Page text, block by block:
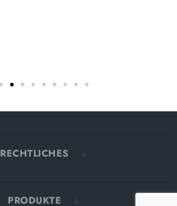
RECHTLICHES
PRODUKTE